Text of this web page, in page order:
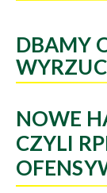
DBAMY
NOWE
CZYLI